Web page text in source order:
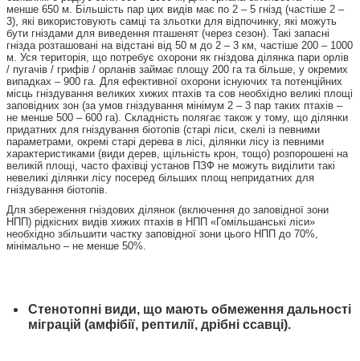
менше 650 м. Більшість пар цих видів має по 2 – 5 гнізд (частіше 2 –
3), які використовують самці та зльотки для відпочинку, які можуть
бути гніздами для виведення пташенят (через сезон). Такі запасні
гнізда розташовані на відстані від 50 м до 2 – 3 км, частіше 200 – 1000
м. Уся територія, що потребує охорони як гніздова ділянка пари орлів
/ пугачів / грифів / орланів займає площу 200 га та більше, у окремих
випадках – 900 га. Для ефективної охорони існуючих та потенційних
місць гніздування великих хижих птахів та сов необхідно великі площі
заповідних зон (за умов гніздування мінімум 2 – 3 пар таких птахів –
не менше 500 – 600 га). Складність полягає також у тому, що ділянки
придатних для гніздування біотопів (старі ліси, скелі із певними
параметрами, окремі старі дерева в лісі, ділянки лісу із певними
характеристиками (види дерев, щільність крон, тощо) розпорошені на
великій площі, часто фахівці установ ПЗФ не можуть виділити такі
невеликі ділянки лісу посеред більших площ непридатних для
гніздування біотопів.
Для збереження гніздових ділянок (включення до заповідної зони
НПП) рідкісних видів хижих птахів в НПП «Гомільшанські ліси»
необхідно збільшити частку заповідної зони цього НПП до 70%,
мінімально – не менше 50%.
Стенотопні види, що мають обмеження дальності
міграцій (амфібії, рептилії, дрібні ссавці).